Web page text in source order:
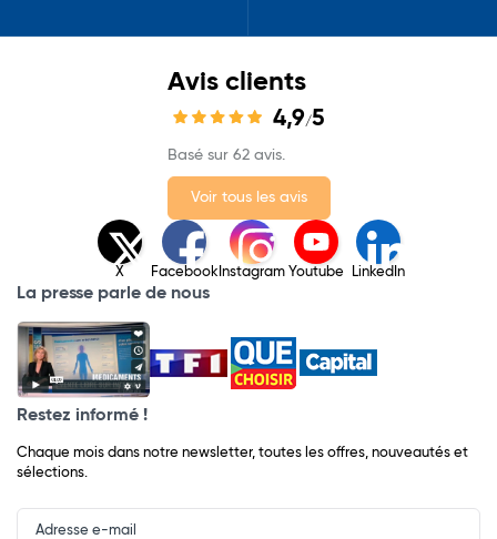
Avis clients
4,9/5
Basé sur 62 avis.
Voir tous les avis
X Facebook Instagram Youtube LinkedIn
La presse parle de nous
Restez informé !
Chaque mois dans notre newsletter, toutes les offres, nouveautés et
sélections.
Input
Newsletter